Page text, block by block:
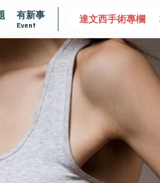
有新事
Event
文西手術專欄 2025植牙指南